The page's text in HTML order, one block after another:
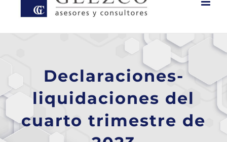
Declaraciones-
liquidaciones del
cuarto trimestre de